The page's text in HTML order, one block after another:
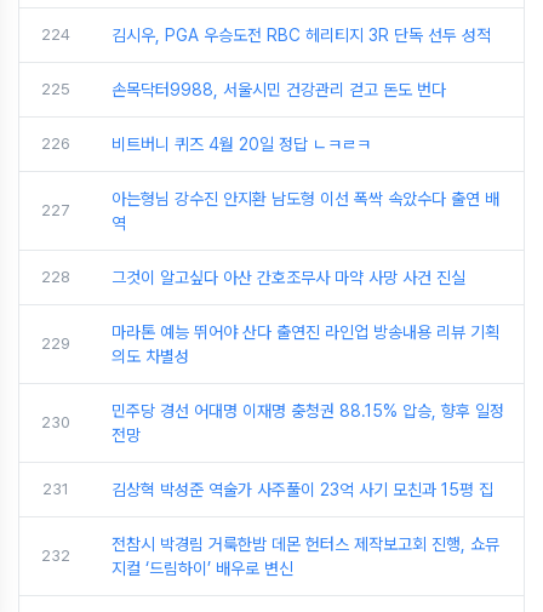
224 김시우, PGA 우승도전 RBC 헤리티지 3R 단독 선두 성적
225 손목닥터9988, 서울시민 건강관리 걷고 돈도 번다
226 비트버니 퀴즈 4월 20일 정답 ㄴㅋㄹㅋ
227
아는형님 강수진 안지환 남도형 이선 폭싹 속았수다 출연 배
역
228 그것이 알고싶다 아산 간호조무사 마약 사망 사건 진실
229
마라톤 예능 뛰어야 산다 출연진 라인업 방송내용 리뷰 기획
의도 차별성
230
민주당 경선 어대명 이재명 충청권 88.15% 압승, 향후 일정
전망
231 김상혁 박성준 역술가 사주풀이 23억 사기 모친과 15평 집
232
전참시 박경림 거룩한밤 데몬 헌터스 제작보고회 진행, 쇼뮤
지컬 ‘드림하이’ 배우로 변신